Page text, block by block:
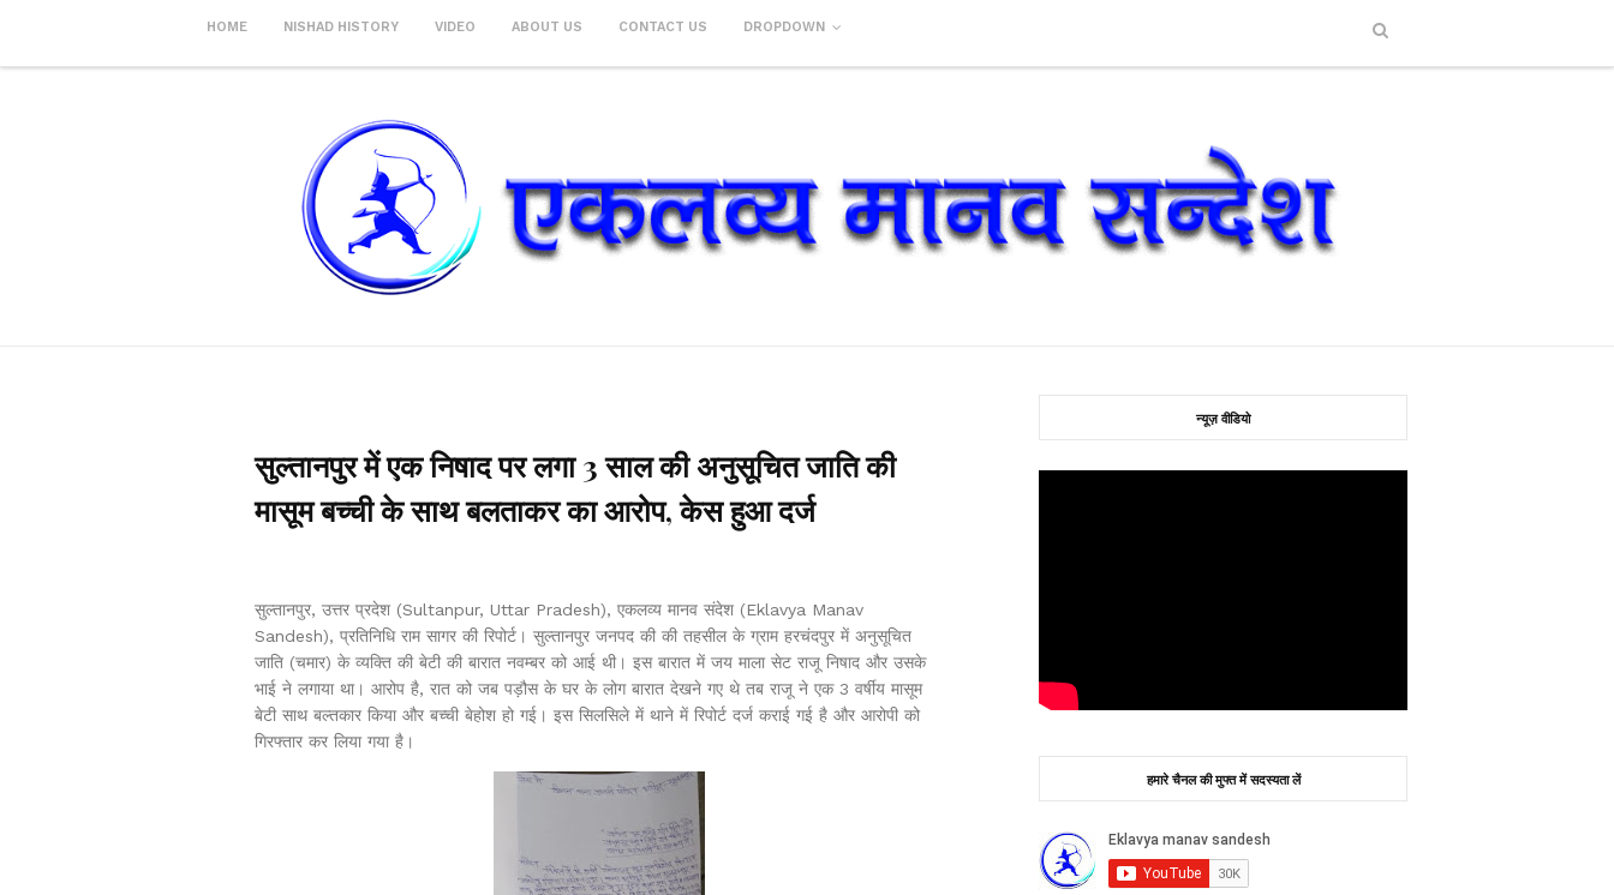
HOME NISHAD HISTORY VIDEO ABOUT US CONTACT US DROPDOWN
सुल्तानपुर में एक निषाद पर लगा 3 साल की अनुसूचित जाति की
मासूम बच्ची के साथ बलताकर का आरोप, केस हुआ दर्ज
सुल्तानपुर, उत्तर प्रदेश (Sultanpur, Uttar Pradesh), एकलव्य मानव संदेश (Eklavya Manav
Sandesh), प्रतिनिधि राम सागर की रिपोर्ट। सुल्तानपुर जनपद की की तहसील के ग्राम हरचंदपुर में अनुसूचित
जाति (चमार) के व्यक्ति की बेटी की बारात नवम्बर को आई थी। इस बारात में जय माला सेट राजू निषाद और उसके
भाई ने लगाया था। आरोप है, रात को जब पड़ौस के घर के लोग बारात देखने गए थे तब राजू ने एक 3 वर्षीय मासूम
बेटी साथ बल्तकार किया और बच्ची बेहोश हो गई। इस सिलसिले में थाने में रिपोर्ट दर्ज कराई गई है और आरोपी को
गिरफ्तार कर लिया गया है।
न्यूज़ वीडियो
हमारे चैनल की मुफ्त में सदस्यता लें